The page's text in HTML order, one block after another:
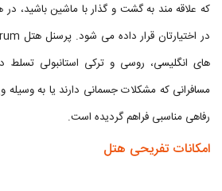
که علاقه مند به گشت و گذار با ماشین باشید،
های انگلیسی، روسی و ترکی استانبولی تسلط
مسافرانی که مشکلات جسمانی دارند یا به وسیله
رفاهی مناسبی فراهم گردیده است.
امکانات تفریحی هتل